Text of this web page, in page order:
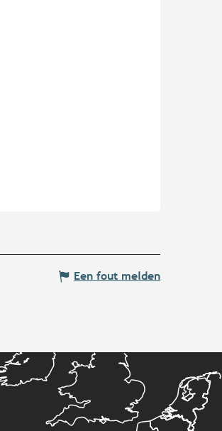
Een fout melden